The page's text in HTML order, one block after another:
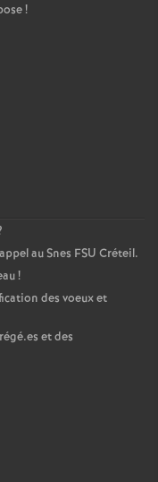
!
au Snes FSU Créteil.
!
des voeux et
et des